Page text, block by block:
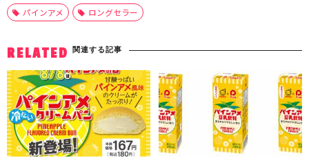
パインアメ ロングセラー
RELATED 関連する記事